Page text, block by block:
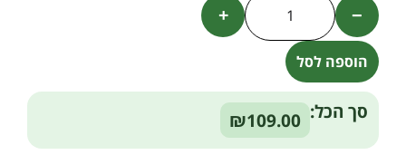
−
+
הוספה לסל
Alternative:
סך הכל: ₪109.00